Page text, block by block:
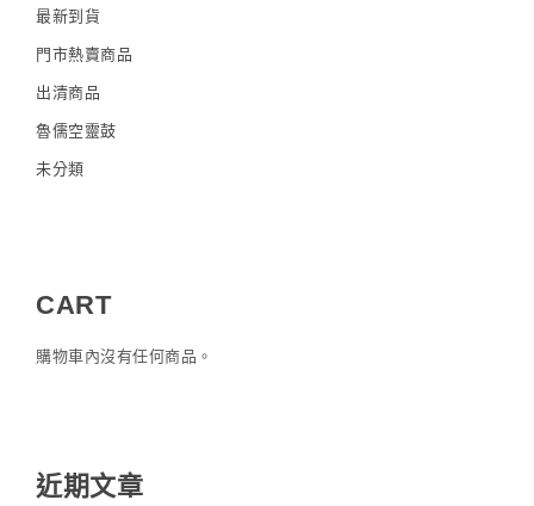
最新到貨
門市熱賣商品
出清商品
魯儒空靈鼓
未分類
CART
購物車內沒有任何商品。
近期文章